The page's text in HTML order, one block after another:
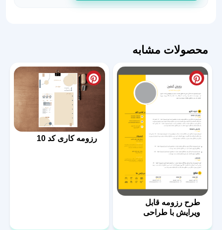
رزومه
عدد
محصولات مشابه
طرح رزومه قابل
ویرایش با طراحی
رزومه کاری کد 10